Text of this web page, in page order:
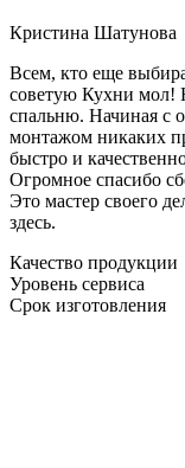
Кристина Шатунова
Всем, кто еще
советую Кухни мол!
спальню. Начиная с
монтажом никаких
быстро и
Огромное спасибо
Это мастер своего
здесь.
Качество продукции
Уровень сервиса
Срок изготовления